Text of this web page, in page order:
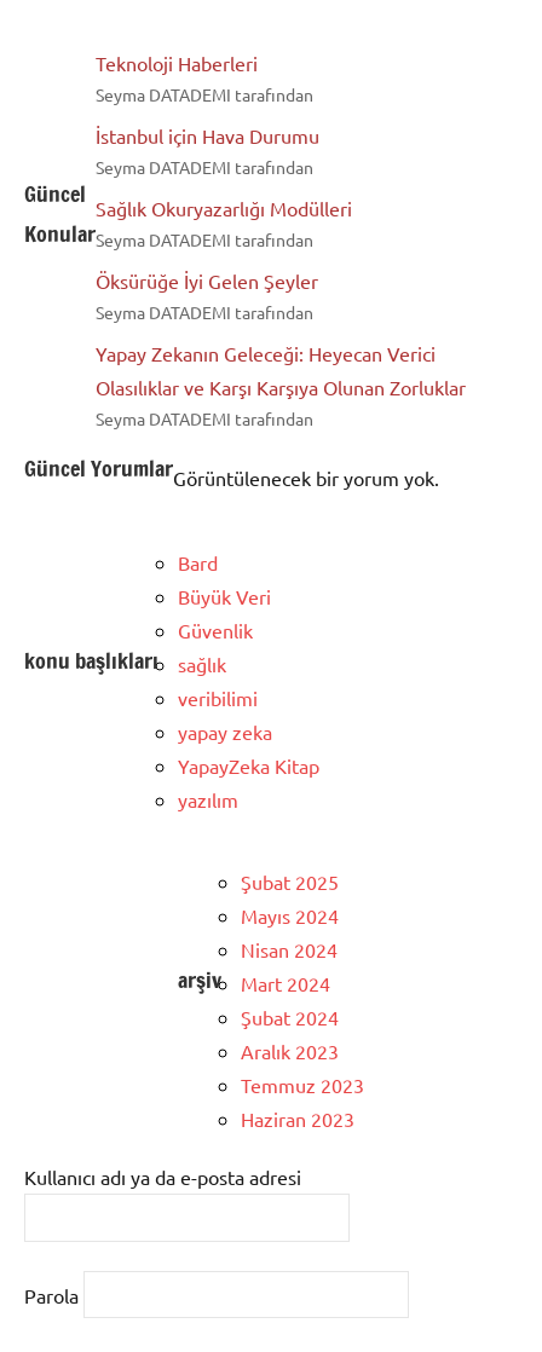
Güncel
Konular
Teknoloji Haberleri
Seyma DATADEMI tarafından
İstanbul için Hava Durumu
Seyma DATADEMI tarafından
Sağlık Okuryazarlığı Modülleri
Seyma DATADEMI tarafından
Öksürüğe İyi Gelen Şeyler
Seyma DATADEMI tarafından
Yapay Zekanın Geleceği: Heyecan Verici
Olasılıklar ve Karşı Karşıya Olunan Zorluklar
Seyma DATADEMI tarafından
Güncel YorumlarGörüntülenecek bir yorum yok.
konu başlıkları
Bard
Büyük Veri
Güvenlik
sağlık
veribilimi
yapay zeka
YapayZeka Kitap
yazılım
arşiv
Şubat 2025
Mayıs 2024
Nisan 2024
Mart 2024
Şubat 2024
Aralık 2023
Temmuz 2023
Haziran 2023
Kullanıcı adı ya da e-posta adresi
Parola